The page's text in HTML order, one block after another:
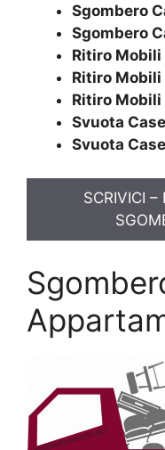
Sgombero
Sgombero
Ritiro Mobili
Ritiro Mobili
Ritiro
Svuota Case
Svuota
SCRIVICI –